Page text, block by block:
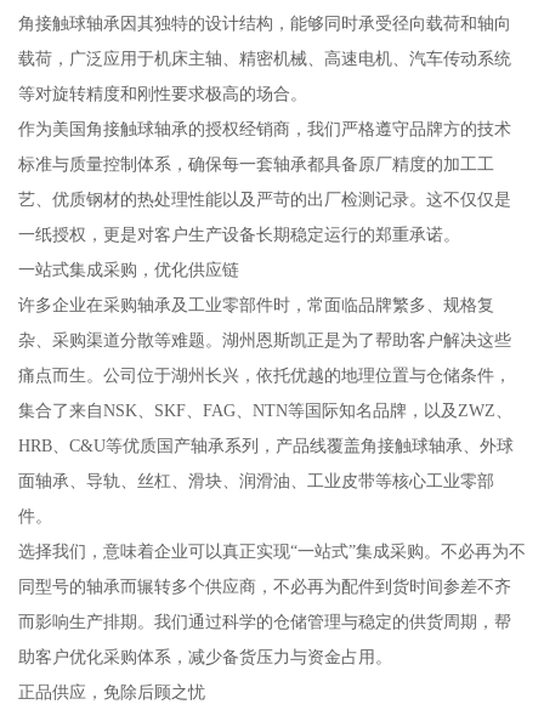
角接触球轴承因其独特的设计结构，能够同时承受径向载荷和轴向
载荷，广泛应用于机床主轴、精密机械、高速电机、汽车传动系统
等对旋转精度和刚性要求极高的场合。
作为美国角接触球轴承的授权经销商，我们严格遵守品牌方的技术
标准与质量控制体系，确保每一套轴承都具备原厂精度的加工工
艺、优质钢材的热处理性能以及严苛的出厂检测记录。这不仅仅是
一纸授权，更是对客户生产设备长期稳定运行的郑重承诺。
一站式集成采购，优化供应链
许多企业在采购轴承及工业零部件时，常面临品牌繁多、规格复
杂、采购渠道分散等难题。湖州恩斯凯正是为了帮助客户解决这些
痛点而生。公司位于湖州长兴，依托优越的地理位置与仓储条件，
集合了来自NSK、SKF、FAG、NTN等国际知名品牌，以及ZWZ、
HRB、C&U等优质国产轴承系列，产品线覆盖角接触球轴承、外球
面轴承、导轨、丝杠、滑块、润滑油、工业皮带等核心工业零部
件。
选择我们，意味着企业可以真正实现“一站式”集成采购。不必再为不
同型号的轴承而辗转多个供应商，不必再为配件到货时间参差不齐
而影响生产排期。我们通过科学的仓储管理与稳定的供货周期，帮
助客户优化采购体系，减少备货压力与资金占用。
正品供应，免除后顾之忧